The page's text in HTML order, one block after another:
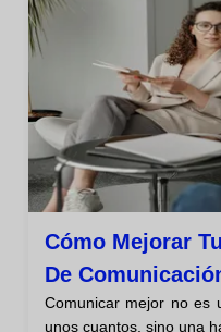
Cómo Mejorar
De
Coaching
Comunicar mejor no es
unos cuantos, sino una